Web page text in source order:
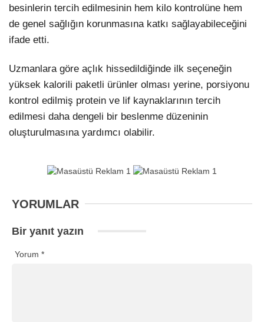
besinlerin tercih edilmesinin hem kilo kontrolüne hem
de genel sağlığın korunmasına katkı sağlayabileceğini
ifade etti.
Uzmanlara göre açlık hissedildiğinde ilk seçeneğin
yüksek kalorili paketli ürünler olması yerine, porsiyonu
kontrol edilmiş protein ve lif kaynaklarının tercih
edilmesi daha dengeli bir beslenme düzeninin
oluşturulmasına yardımcı olabilir.
YORUMLAR
Bir yanıt yazın
Yorum *